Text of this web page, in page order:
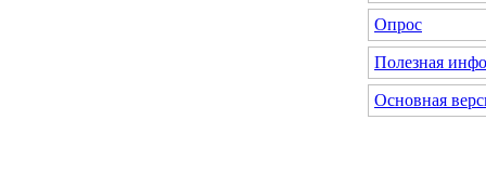
Опрос
Полезная
Основная